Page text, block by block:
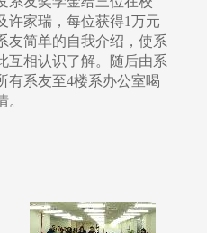
许家瑞，每位获得1万元
友简单的自我介绍，使系
互相认识了解。随后由系
有系友至4楼系办公室喝